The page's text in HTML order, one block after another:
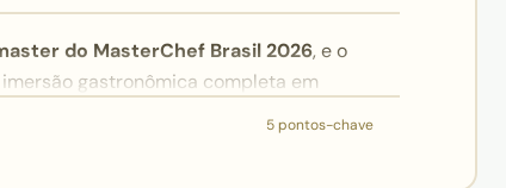
do MasterChef Brasil 2026, e o
gastronômica completa em
no Time Out Market, usando a Conta
5 pontos-chave